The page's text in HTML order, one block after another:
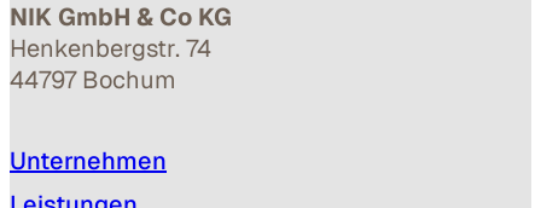
NIK GmbH & Co KG
Henkenbergstr. 74
44797 Bochum
Unternehmen